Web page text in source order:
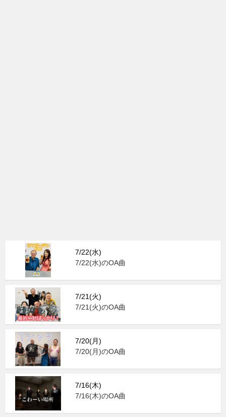
7/22(水)
7/22(水)のOA曲
7/21(火)
7/21(火)のOA曲
7/20(月)
7/20(月)のOA曲
7/16(木)
7/16(木)のOA曲